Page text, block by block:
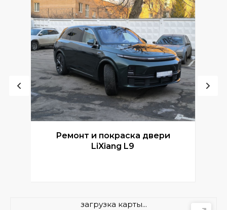
Ремонт и покраска двери
LiXiang L9
загрузка карты...